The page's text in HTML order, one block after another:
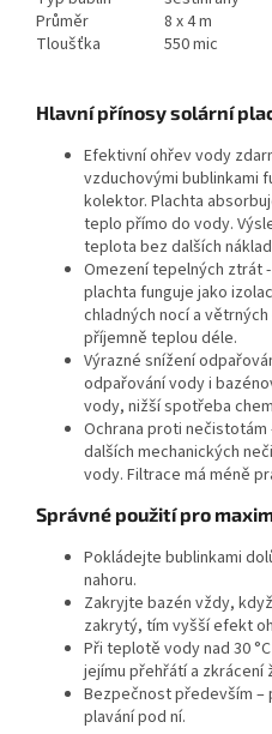
Průměr
8 x 4 m
Tloušťka
550 mic
Hlavní přínosy solární
Efektivní ohřev vody
vzduchovými bublinkami
kolektor. Plachta
teplo přímo do vody.
teplota bez dalších
Omezení tepelných ztrát
plachta funguje jako
chladných nocí a
příjemně teplou déle.
Výrazné snížení
odpařování vody i
vody, nižší spotřeba
Ochrana proti nečistotám
dalších mechanických
vody. Filtrace má méně
Správné použití pro
Pokládejte bublinkami
nahoru.
Zakryjte bazén vždy,
zakrytý, tím vyšší efekt
Při teplotě vody nad 30
jejímu přehřátí a zkrácení
Bezpečnost především –
plavání pod ní.